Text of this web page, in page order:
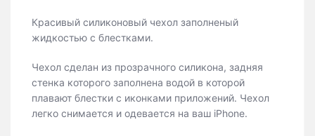
Красивый силиконовый чехол заполненый
жидкостью с блестками.
Чехол сделан из прозрачного силикона, задняя
стенка которого заполнена водой в которой
плавают блестки с иконками приложений. Чехол
легко снимается и одевается на ваш iPhone.